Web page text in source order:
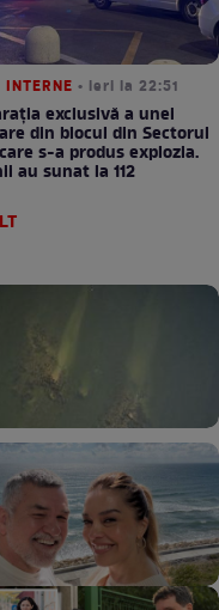
• ieri la 22:51
exclusivă a unei
din blocul din Sectorul
s-a produs explozia.
au sunat la 112